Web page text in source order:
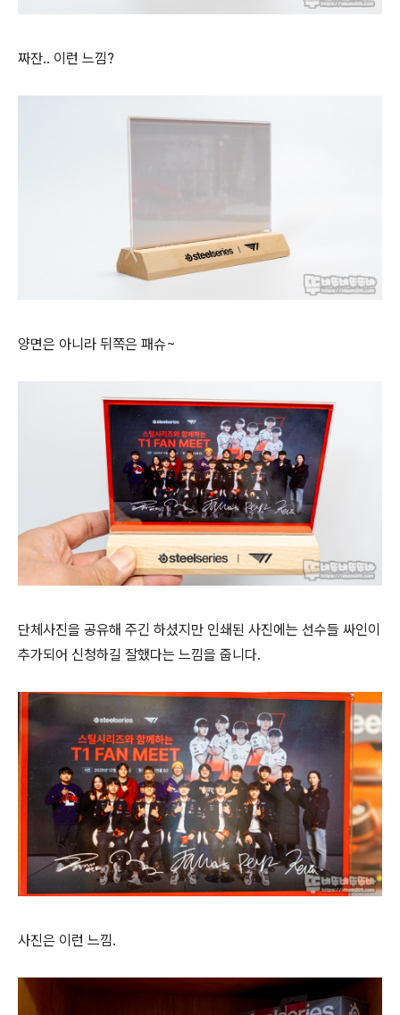
짜잔.. 이런 느낌?
양면은 아니라 뒤쪽은 패슈~
단체사진을 공유해 주긴 하셨지만 인쇄된 사진에는 선수들 싸인이
추가되어 신청하길 잘했다는 느낌을 줍니다.
사진은 이런 느낌.